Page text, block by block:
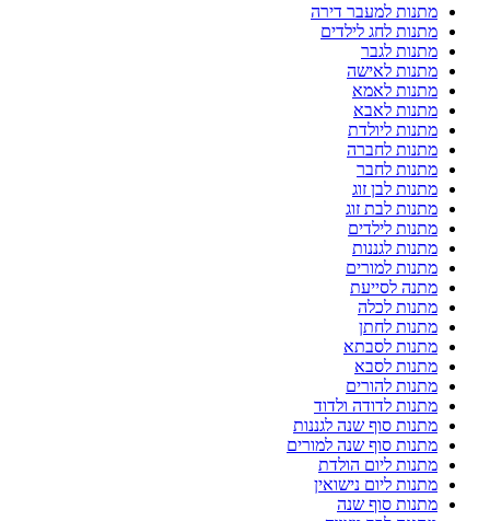
מתנות למעבר דירה
מתנות לחג לילדים
מתנות לגבר
מתנות לאישה
מתנות לאמא
מתנות לאבא
מתנות ליולדת
מתנות לחברה
מתנות לחבר
מתנות לבן זוג
מתנות לבת זוג
מתנות לילדים
מתנות לגננות
מתנות למורים
מתנה לסייעת
מתנות לכלה
מתנות לחתן
מתנות לסבתא
מתנות לסבא
מתנות להורים
מתנות לדודה ולדוד
מתנות סוף שנה לגננות
מתנות סוף שנה למורים
מתנות ליום הולדת
מתנות ליום נישואין
מתנות סוף שנה